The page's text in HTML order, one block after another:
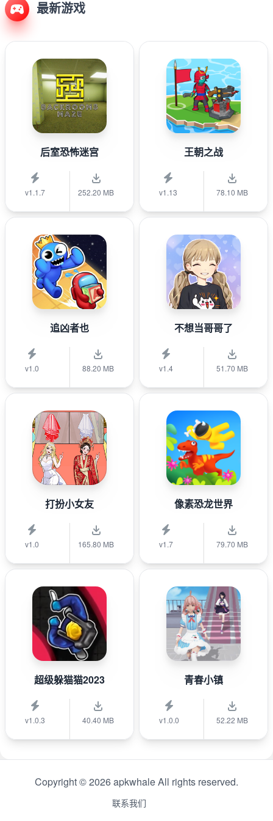
最新游戏
后室恐怖迷宫
v1.1.7 252.20 MB
王朝之战
v1.13 78.10 MB
追凶者也
v1.0 88.20 MB
不想当哥哥了
v1.4 51.70 MB
打扮小女友
v1.0 165.80 MB
像素恐龙世界
v1.7 79.70 MB
超级躲猫猫2023
v1.0.3 40.40 MB
青春小镇
v1.0.0 52.22 MB
Copyright © 2026 apkwhale All rights reserved.
联系我们